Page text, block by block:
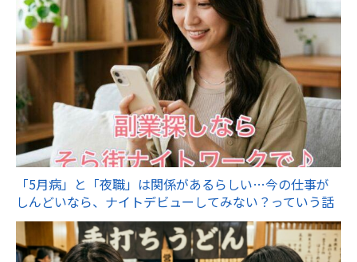
「5月病」と「夜職」は関係があるらしい…今の仕事が
しんどいなら、ナイトデビューしてみない？っていう話